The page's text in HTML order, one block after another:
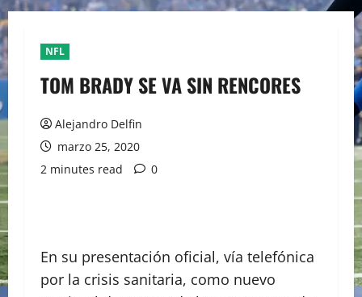
NFL
TOM BRADY SE VA SIN RENCORES
Alejandro Delfin
marzo 25, 2020
2 minutes read
0
En su presentación oficial, vía telefónica
por la crisis sanitaria, como nuevo